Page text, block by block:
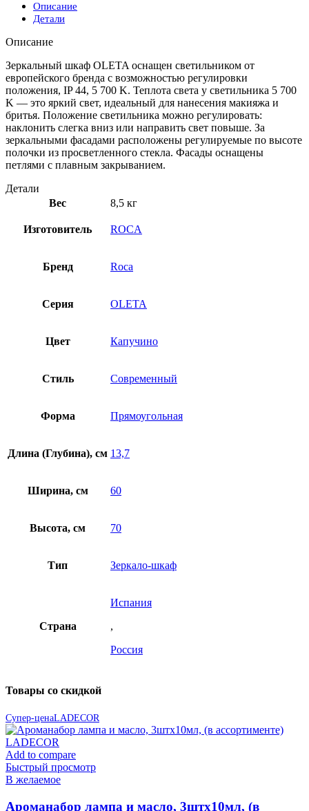
Описание
Детали
Описание
Зеркальный шкаф OLETA оснащен светильником от
европейского бренда с возможностью регулировки
положения, IP 44, 5 700 K. Теплота света у светильника 5 700
K — это яркий свет, идеальный для нанесения макияжа и
бритья. Положение светильника можно регулировать:
наклонить слегка вниз или направить свет повыше. За
зеркальными фасадами расположены регулируемые по высоте
полочки из просветленного стекла. Фасады оснащены
петлями с плавным закрыванием.
Детали
Вес
8,5 кг
Изготовитель ROCA
Бренд Roca
Серия OLETA
Цвет Капучино
Стиль Современный
Форма Прямоугольная
Длина (Глубина), см 13,7
Ширина, см 60
Высота, см 70
Тип Зеркало-шкаф
Страна
Испания
,
Россия
Товары со скидкой
Супер-ценаLADECOR
Add to compare
Быстрый просмотр
В желаемое
Ароманабор лампа и масло, 3штx10мл, (в